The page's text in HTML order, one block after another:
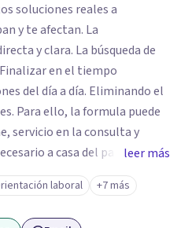
soluciones reales a
y te afectan. La
y clara. La búsqueda de
en el tiempo
del día a día. Eliminando el
servicio en la consulta y
a casa del paciente.
sola solucionar, erradicar en
de sufrimiento que
Solo debes
leer más
laboral +7 más